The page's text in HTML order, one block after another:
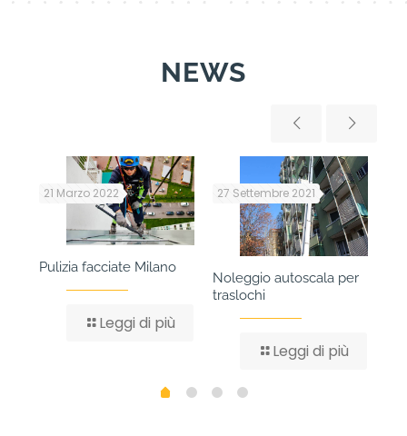
NEWS
21 Marzo 2022
Pulizia facciate Milano
Leggi di più
27 Settembre 2021
Noleggio autoscala per
traslochi
Leggi di più